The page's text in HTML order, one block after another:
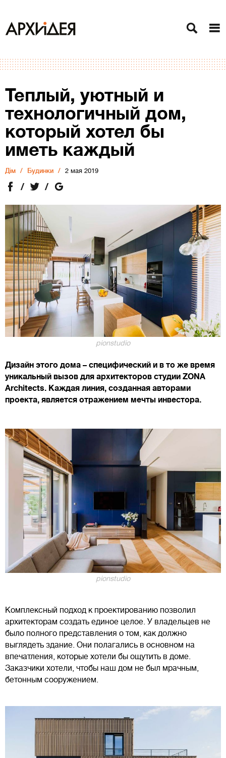
Теплый, уютный и
технологичный дом,
который хотел бы
иметь каждый
Дiм Будинки 2 мая 2019
pionstudio
Дизайн этого дома – специфический и в то же время
уникальный вызов для архитекторов студии ZONA
Architects. Каждая линия, созданная авторами
проекта, является отражением мечты инвестора.
pionstudio
Комплексный подход к проектированию позволил
архитекторам создать единое целое. У владельцев не
было полного представления о том, как должно
выглядеть здание. Они полагались в основном на
впечатления, которые хотели бы ощутить в доме.
Заказчики хотели, чтобы наш дом не был мрачным,
бетонным сооружением.